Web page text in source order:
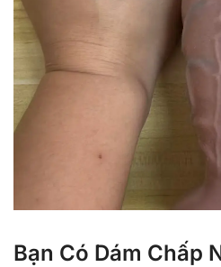
Bạn Có Dám Chấp